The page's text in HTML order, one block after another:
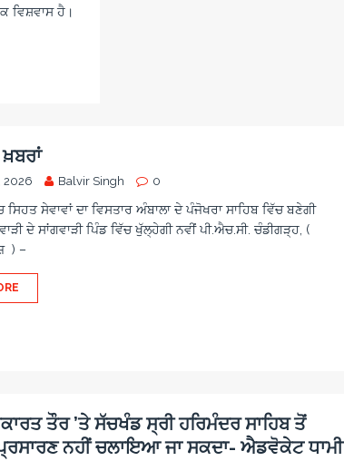
ਵਿਸ਼ਵਾਸ ਹੈ।
2026 Balvir Singh 0
ਸਿਹਤ ਸੇਵਾਵਾਂ ਦਾ ਵਿਸਤਾਰ ਅੰਬਾਲਾ ਦੇ ਪੰਜੋਖਰਾ ਸਾਹਿਬ ਵਿੱਚ ਬਣੇਗੀ
ਦੇ ਸਾਂਗਵਾੜੀ ਪਿੰਡ ਵਿੱਚ ਖੁੱਲ੍ਹੇਗੀ ਨਵੀਂ ਪੀ.ਐਚ.ਸੀ. ਚੰਡੀਗੜ੍ਹ, (
) –
ਤੌਰ ’ਤੇ ਸੱਚਖੰਡ ਸ੍ਰੀ ਹਰਿਮੰਦਰ ਸਾਹਿਬ ਤੋਂ
ਨਹੀਂ ਚਲਾਇਆ ਜਾ ਸਕਦਾ- ਐਡਵੋਕੇਟ ਧਾਮੀ